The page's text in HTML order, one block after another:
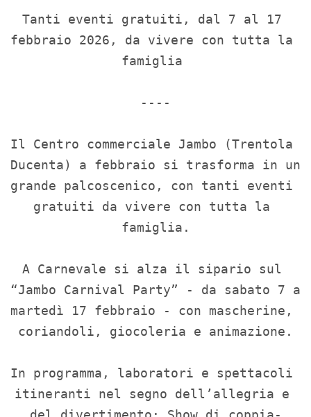
Tanti eventi gratuiti, dal 7 al 17
febbraio 2026, da vivere con tutta la
famiglia
----
Il Centro commerciale Jambo (Trentola
Ducenta) a febbraio si trasforma in un
grande palcoscenico, con tanti eventi
gratuiti da vivere con tutta la
famiglia.
A Carnevale si alza il sipario sul
“Jambo Carnival Party” - da sabato 7 a
martedì 17 febbraio - con mascherine,
coriandoli, giocoleria e animazione.
In programma, laboratori e spettacoli
itineranti nel segno dell’allegria e